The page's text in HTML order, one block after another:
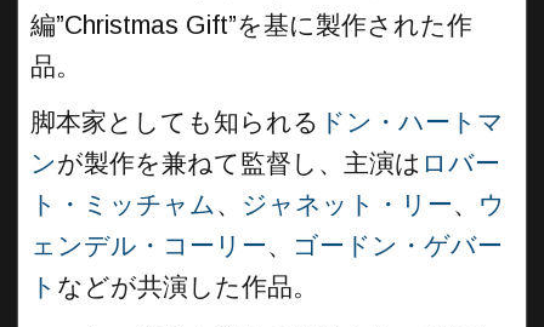
編”Christmas Gift”を基に製作された作
品。
脚本家としても知られる ドン・ハートマ
ンが製作を兼ねて監督し、主演は ロバー
ト・ミッチャム、 ジャネット・リー、 ウ
ェンデル・コーリー、 ゴードン・ゲバー
ト などが共演した作品。